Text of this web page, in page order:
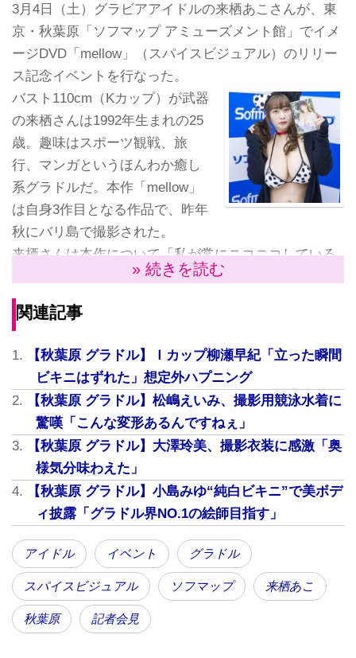
3月4日（土）グラビアアイドルの来栖あこさんが、東
京・秋葉原「ソフマップ アミューズメント館」でイメ
ージDVD「mellow」（スパイスビジュアル）のリリー
ス記念イベントを行なった。
バスト110cm（Kカップ）が武器
の来栖さんは1992年生まれの25
歳。趣味はスポーツ観戦、旅
行、マンガというほんわか癒し
系グラドルだ。本作「mellow」
は自身3作目となる作品で、昨年
秋にバリ島で撮影された。
来栖さんは本作について「私が常にニコニコしている
作品です。大きい胸が存分に楽しめると思います!」と
太鼓判を押す。「中でも注目はお風呂のシーン。ガラ
スにバストを押し付けたりして、迫力ある映像になっ
が、バトミントンをやっているシーンなんかもあっ
て、どのシーンでも胸の揺れに注目してもらいたいで
すね」（来栖さん）
» 続きを読む
関連記事
【秋葉原 グラドル】Ｉカップ柳瀬早紀「立った瞬間
ビキニはずれた」想定外ハプニング
【秋葉原 グラドル】松嶋えいみ、撮影用競泳水着に
驚嘆「こんな変形あるんですねぇ」
【秋葉原 グラドル】大澤玲美、撮影衣装に感激「奥
様気分味わえた」
【秋葉原 グラドル】小島みゆ“純白ビキニ”で美ボデ
ィ披露「グラドル界NO.1の絵師目指す」
アイドル イベント グラドル
スパイスビジュアル ソフマップ 来栖あこ
秋葉原 記者会見